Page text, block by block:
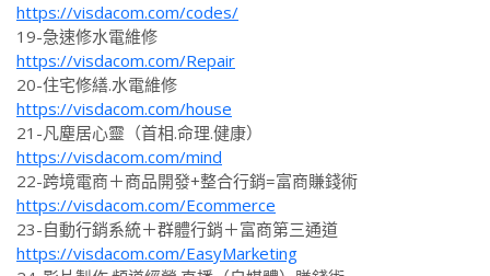
https://visdacom.com/codes/
19-急速修水電維修
https://visdacom.com/Repair
20-住宅修繕.水電維修
https://visdacom.com/house
21-凡塵居心靈（首相.命理.健康）
https://visdacom.com/mind
22-跨境電商＋商品開發+整合行銷=富商賺錢術
https://visdacom.com/Ecommerce
23-自動行銷系統＋群體行銷＋富商第三通道
https://visdacom.com/EasyMarketing